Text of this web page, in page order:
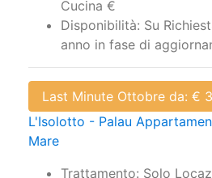
anno in fase di
Last Minute Ottobre da: €
L'Isolotto - Palau
Mare
Cucina